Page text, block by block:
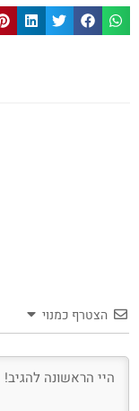
הצטרף כמנוי